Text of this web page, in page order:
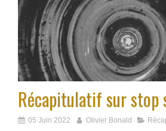
Récapitulatif sur stop
05 Juin 2022 Olivier Bonald